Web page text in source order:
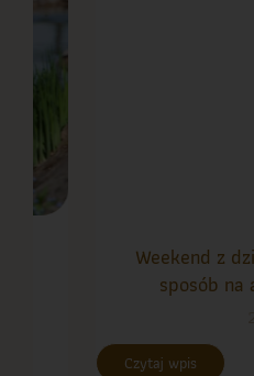
Weekend z
sposób na
Czytaj wpis